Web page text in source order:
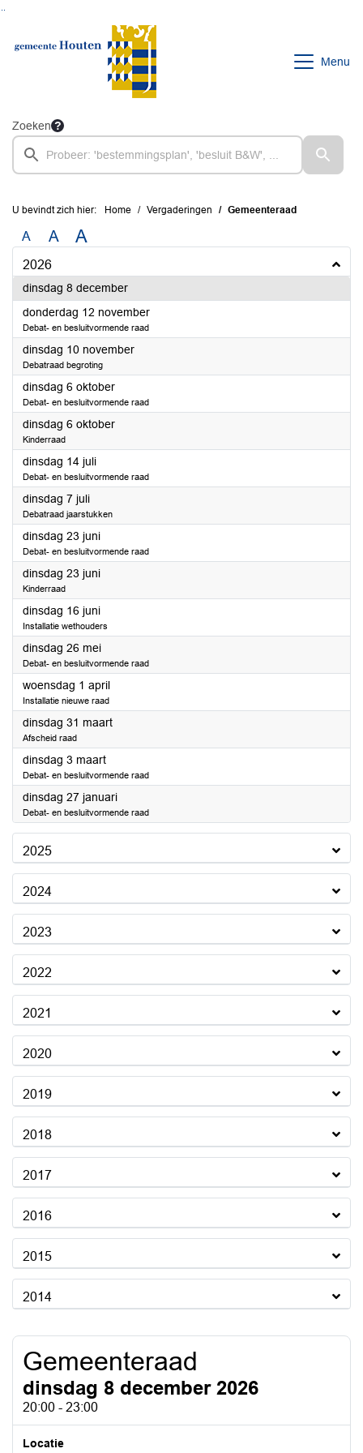
Menu
Zoeken
U bevindt zich hier: Home Vergaderingen Gemeenteraad
A A A
2026
dinsdag 8 december2026
donderdag 12 november2026
Debat- en besluitvormende raad
dinsdag 10 november2026
Debatraad begroting
dinsdag 6 oktober2026
Debat- en besluitvormende raad
dinsdag 6 oktober2026
Kinderraad
dinsdag 14 juli2026
Debat- en besluitvormende raad
dinsdag 7 juli2026
Debatraad jaarstukken
dinsdag 23 juni2026
Debat- en besluitvormende raad
dinsdag 23 juni2026
Kinderraad
dinsdag 16 juni2026
Installatie wethouders
dinsdag 26 mei2026
Debat- en besluitvormende raad
woensdag 1 april2026
Installatie nieuwe raad
dinsdag 31 maart2026
Afscheid raad
dinsdag 3 maart2026
Debat- en besluitvormende raad
dinsdag 27 januari2026
Debat- en besluitvormende raad
2025
2024
2023
2022
2021
2020
2019
2018
2017
2016
2015
2014
Gemeenteraad
dinsdag 8 december 2026
20:00 - 23:00
Locatie